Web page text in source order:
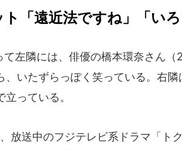
ト「遠近法ですね」「い
左隣には、俳優の橋本環奈さん
、いたずらっぽく笑っている。右
立っている。
放送中のフジテレビ系ドラマ「ト